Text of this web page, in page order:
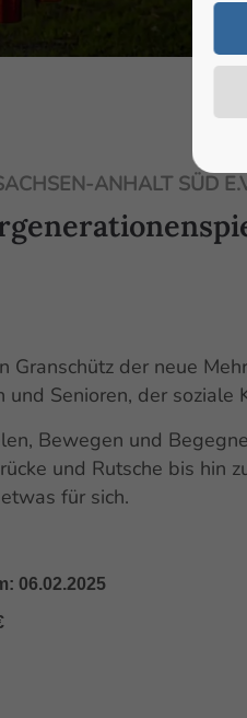
ANHALT SÜD
Granschütz der neue
und Senioren, der
Bewegen und
und Rutsche bis hin
für sich.
06.02.2025